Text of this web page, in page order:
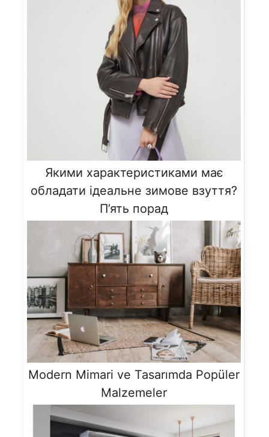
​​Якими характеристиками має
обладати ідеальне зимове взуття?
П’ять порад
Modern Mimari ve Tasarımda Popüler
Malzemeler